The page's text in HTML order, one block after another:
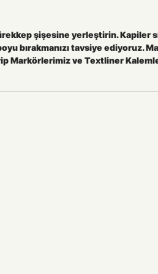
şişesine yerleştirin.
bırakmanızı tavsiye ediyoruz.
Markörlerimiz ve Textliner